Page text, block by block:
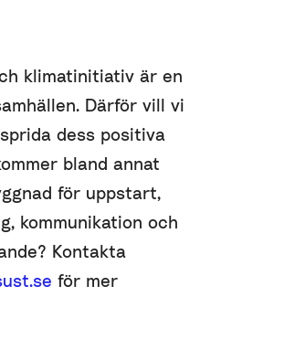
klimatinitiativ är en
Därför vill vi
dess positiva
bland annat
för uppstart,
kommunikation och
Kontakta
för mer